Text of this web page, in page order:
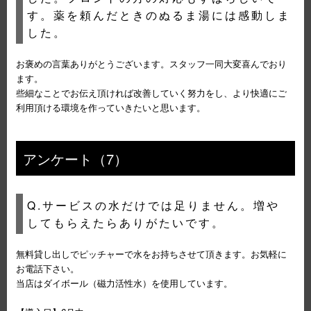
す。薬を頼んだときのぬるま湯には感動しま
した。
お褒めの言葉ありがとうございます。スタッフ一同大変喜んでおり
ます。
些細なことでお伝え頂ければ改善していく努力をし、より快適にご
利用頂ける環境を作っていきたいと思います。
アンケート（7）
Q.サービスの水だけでは足りません。増や
してもらえたらありがたいです。
無料貸し出しでピッチャーで水をお持ちさせて頂きます。お気軽に
お電話下さい。
当店はダイボール（磁力活性水）を使用しています。